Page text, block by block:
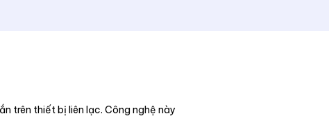
trên thiết bị liên lạc. Công nghệ này